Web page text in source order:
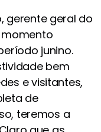
gerente geral do
junino.
bem
e visitantes,
de
teremos a